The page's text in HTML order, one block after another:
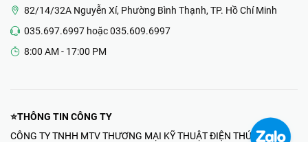
82/14/32A Nguyễn Xí, Phường Bình Thạnh, TP. Hồ Chí Minh
035.697.6997 hoặc 035.609.6997
8:00 AM - 17:00 PM
⭐THÔNG TIN CÔNG TY
CÔNG TY TNHH MTV THƯƠNG MẠI KỸ THUẬT ĐIỆN THÚY NHI